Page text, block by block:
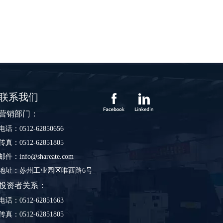
系我们
销部门：
话：0512-62850656
真：0512-62851805
件：info@shareate.com
址：苏州工业园区唯西路6号
资者关系：
话：0512-62851663
真：0512-62851805